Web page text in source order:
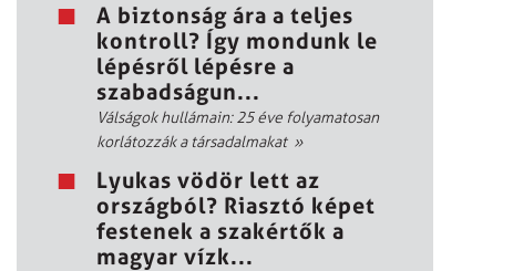
A biztonság ára a teljes
kontroll? Így mondunk le
lépésről lépésre a
szabadságun...
Válságok hullámain: 25 éve folyamatosan
korlátozzák a társadalmakat »
Lyukas vödör lett az
országból? Riasztó képet
festenek a szakértők a
magyar vízk...